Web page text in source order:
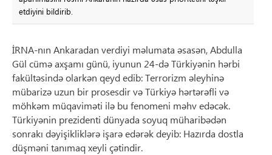
etdiyini bildirib.
İRNA-nın Ankaradan verdiyi məlumata əsasən, Abdulla
Gül cümə axşamı günü, iyunun 24-də Türkiyənin hərbi
fakültəsində olarkən qeyd edib: Terrorizm əleyhinə
mübarizə uzun bir prosesdir və Türkiyə hərtərəfli və
möhkəm müqaviməti ilə bu fenomeni məhv edəcək.
Türkiyənin prezidenti dünyada soyuq müharibədən
sonrakı dəyişikliklərə işarə edərək deyib: Hazırda dostla
düşməni tanımaq xeyli çətindir.